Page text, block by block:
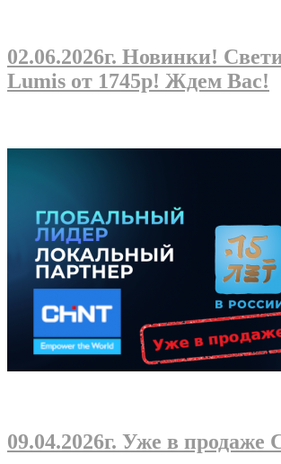
02.06.2026г. Новинки!
Lumis от 1745р! Ждем Вас!
09.04.2026г. Уже в продаже